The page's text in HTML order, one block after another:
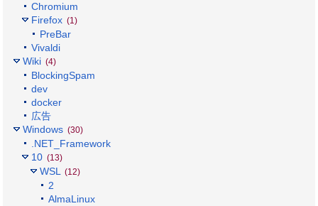
Chromium
Firefox (1)
PreBar
Vivaldi
Wiki (4)
BlockingSpam
dev
docker
広告
Windows (30)
.NET_Framework
10 (13)
WSL (12)
2
AlmaLinux